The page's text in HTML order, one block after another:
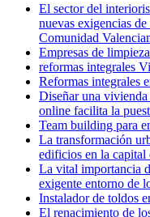
El sector del
nuevas exigencias
Comunidad
Empresas de
reformas integrales
Reformas integrales
Diseñar una
online facilita la
Team building para
La transformación
edificios en la capital
La vital importancia
exigente entorno de
Instalador de toldos
El renacimiento de